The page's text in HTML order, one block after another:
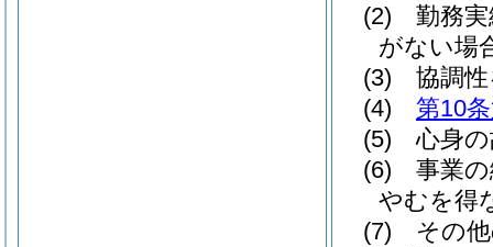
(2)
勤務
がない場
(3)
協調
(4)
第10
(5)
心身
(6)
事業
やむを得
(7)
その